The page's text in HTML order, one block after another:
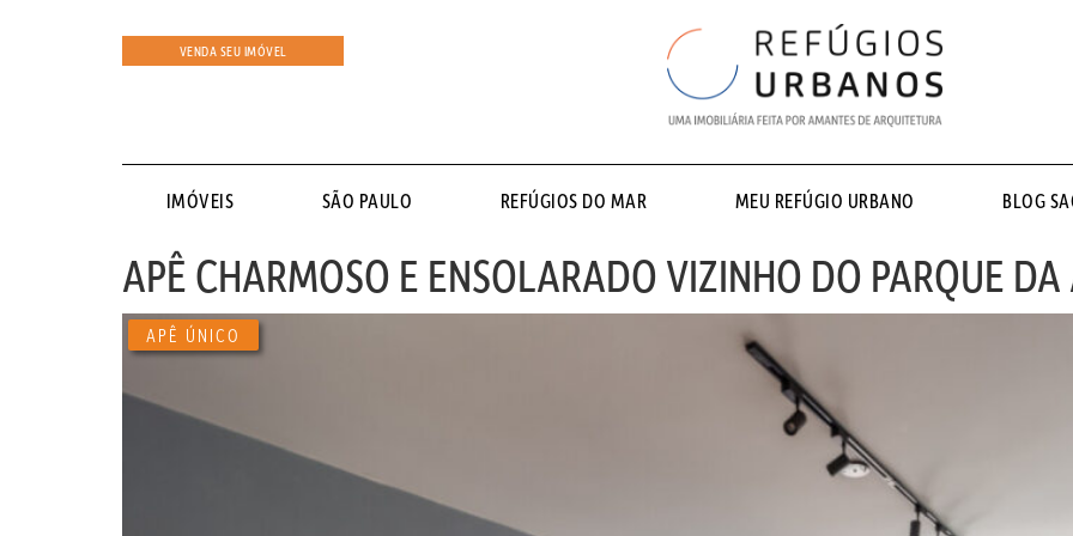
VENDA SEU IMÓVEL
IMÓVEIS SÃO PAULO REFÚGIOS DO MAR MEU REFÚGIO URBANO BLOG
APÊ CHARMOSO E ENSOLARADO VIZINHO DO PARQUE
APÊ ÚNICO